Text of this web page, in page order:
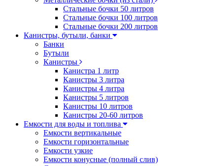
Стальные бочки 50 литров
Стальные бочки 100 литров
Стальные бочки 200 литров
Канистры, бутыли, банки
Банки
Бутыли
Канистры
Канистра 1 литр
Канистры 3 литра
Канистры 4 литра
Канистры 5 литров
Канистры 10 литров
Канистры 20-60 литров
Емкости для воды и топлива
Емкости вертикальные
Емкости горизонтальные
Емкости узкие
Емкости конусные (полный слив)